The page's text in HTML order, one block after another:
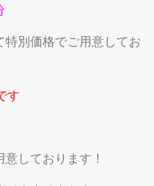
特別価格でご用意してお
す
しております！